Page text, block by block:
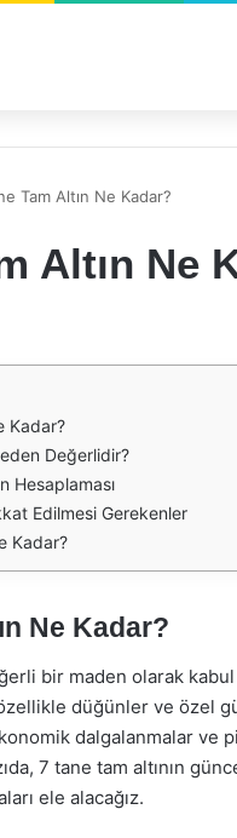
Tam Altın Ne Kadar?
Altın Ne
Kadar?
Değerlidir?
Hesaplaması
Edilmesi Gerekenler
Kadar?
Ne Kadar?
bir maden olarak
düğünler ve özel
dalgalanmalar
7 tane tam altının
ele alacağız.